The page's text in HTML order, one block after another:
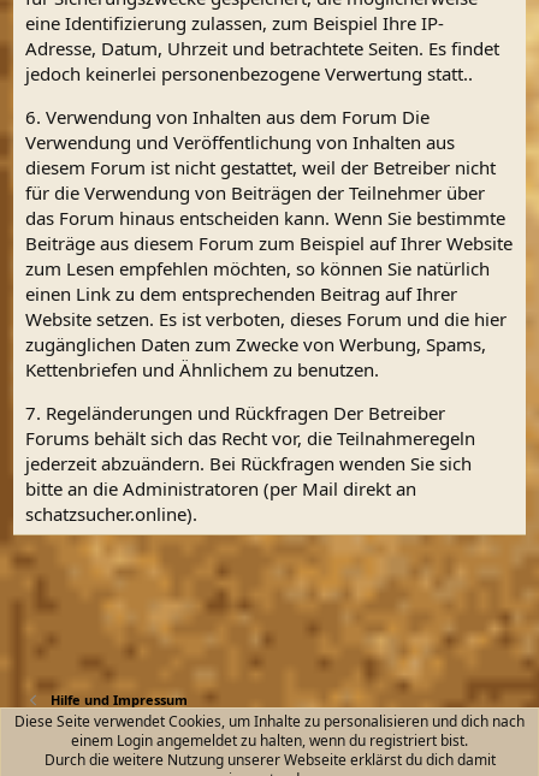
eine Identifizierung zulassen, zum Beispiel Ihre IP-
Adresse, Datum, Uhrzeit und betrachtete Seiten. Es findet
jedoch keinerlei personenbezogene Verwertung statt..
6. Verwendung von Inhalten aus dem Forum Die
Verwendung und Veröffentlichung von Inhalten aus
diesem Forum ist nicht gestattet, weil der Betreiber nicht
für die Verwendung von Beiträgen der Teilnehmer über
das Forum hinaus entscheiden kann. Wenn Sie bestimmte
Beiträge aus diesem Forum zum Beispiel auf Ihrer Website
zum Lesen empfehlen möchten, so können Sie natürlich
einen Link zu dem entsprechenden Beitrag auf Ihrer
Website setzen. Es ist verboten, dieses Forum und die hier
zugänglichen Daten zum Zwecke von Werbung, Spams,
Kettenbriefen und Ähnlichem zu benutzen.
7. Regeländerungen und Rückfragen Der Betreiber
Forums behält sich das Recht vor, die Teilnahmeregeln
jederzeit abzuändern. Bei Rückfragen wenden Sie sich
bitte an die Administratoren (per Mail direkt an
schatzsucher.online).
Hilfe und Impressum
Kontakt Nutzungsbedingungen
Datenschutz
R
Diese Seite verwendet Cookies, um Inhalte zu personalisieren und dich nach
einem Login angemeldet zu halten, wenn du registriert bist.
Durch die weitere Nutzung unserer Webseite erklärst du dich damit